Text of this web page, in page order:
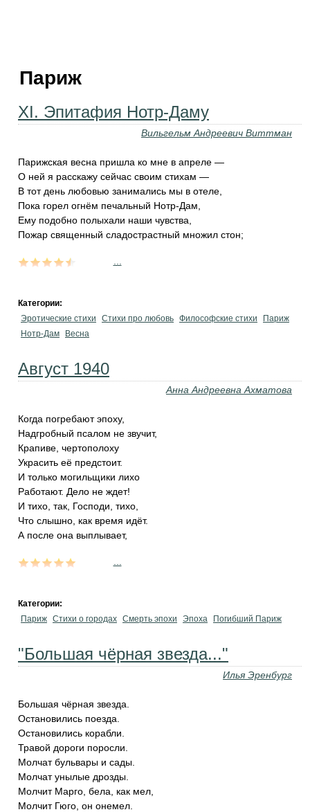
Париж
XI. Эпитафия Нотр-Даму
Вильгельм Андреевич Виттман
Парижская весна пришла ко мне в апреле —
О ней я расскажу сейчас своим стихам —
В тот день любовью занимались мы в отеле,
Пока горел огнём печальный Нотр-Дам,
Ему подобно полыхали наши чувства,
Пожар священный сладострастный множил стон;
Категории:
Эротические стихи
Стихи про любовь Философские стихи
Париж
Нотр-Дам
Весна
Август 1940
Анна Андреевна Ахматова
Когда погребают эпоху,
Надгробный псалом не звучит,
Крапиве, чертополоху
Украсить её предстоит.
И только могильщики лихо
Работают. Дело не ждет!
И тихо, так, Господи, тихо,
Что слышно, как время идёт.
А после она выплывает,
Категории:
Париж Стихи о городах Смерть эпохи Эпоха Погибший Париж
"Большая чёрная звезда..."
Илья Эренбург
Большая чёрная звезда.
Остановились поезда.
Остановились корабли.
Травой дороги поросли.
Молчат бульвары и сады.
Молчат унылые дрозды.
Молчит Марго, бела, как мел,
Молчит Гюго, он онемел.